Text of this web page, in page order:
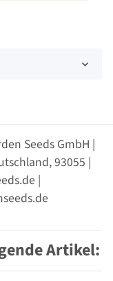
Seeds GmbH |
93055 |
|
Artikel: